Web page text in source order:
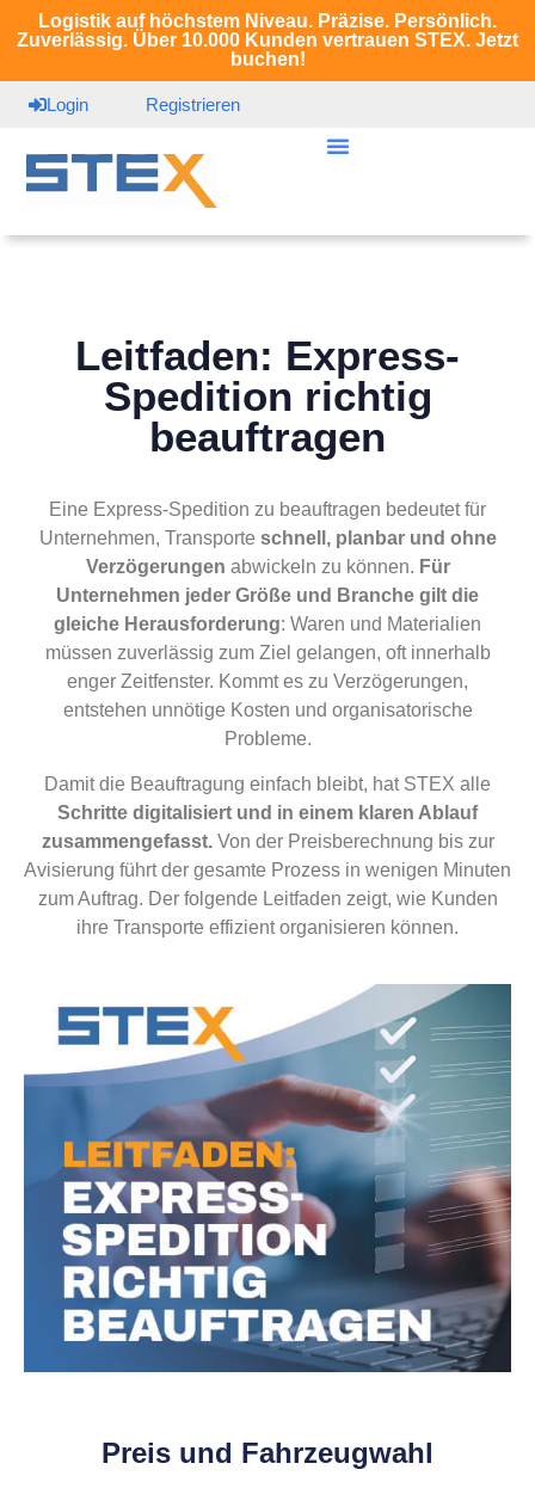
Logistik auf höchstem Niveau. Präzise. Persönlich.
Zuverlässig. Über 10.000 Kunden vertrauen STEX. Jetzt
buchen!
Login Registrieren
Leitfaden: Express-
Spedition richtig
beauftragen
Eine Express-Spedition zu beauftragen bedeutet für
Unternehmen, Transporte schnell, planbar und ohne
Verzögerungen abwickeln zu können. Für
Unternehmen jeder Größe und Branche gilt die
gleiche Herausforderung: Waren und Materialien
müssen zuverlässig zum Ziel gelangen, oft innerhalb
enger Zeitfenster. Kommt es zu Verzögerungen,
entstehen unnötige Kosten und organisatorische
Probleme.
Damit die Beauftragung einfach bleibt, hat STEX alle
Schritte digitalisiert und in einem klaren Ablauf
zusammengefasst. Von der Preisberechnung bis zur
Avisierung führt der gesamte Prozess in wenigen Minuten
zum Auftrag. Der folgende Leitfaden zeigt, wie Kunden
ihre Transporte effizient organisieren können.
Preis und Fahrzeugwahl